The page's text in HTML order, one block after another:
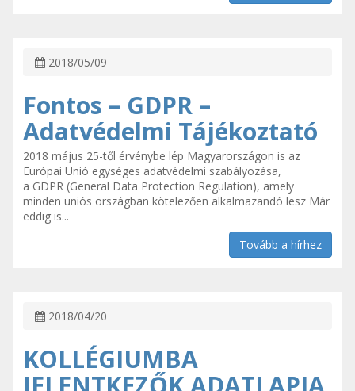
2018/05/09
Fontos – GDPR –
Adatvédelmi Tájékoztató
2018 május 25-től érvénybe lép Magyarországon is az
Európai Unió egységes adatvédelmi szabályozása,
a GDPR (General Data Protection Regulation), amely
minden uniós országban kötelezően alkalmazandó lesz Már
eddig is...
Tovább a hírhez
2018/04/20
KOLLÉGIUMBA